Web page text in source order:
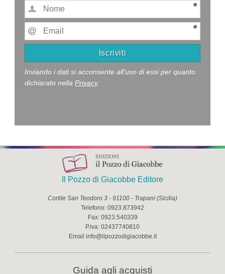
Inviando i dati si acconsente all'uso di essi per quanto
dichiarato nellaPrivacy
Il Pozzo di Giacobbe Editore
Cortile San Teodoro 3 - 91100 - Trapani (Sicilia)
Telefono: 0923.873942
Fax: 0923.540339
P.iva: 02437740810
Email info@ilpozzodigiacobbe.it
Guida agli acquisti